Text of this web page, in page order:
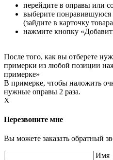
перейдите в оправы или
выберите понравившуюся
(зайдите в карточку
нажмите кнопку
После того, как вы отберете
примерки из любой позиции
примерке»
В примерке, чтобы наложить
нужные оправы 2 раза.
X
Перезвоните мне
Вы можете заказать обратный
Имя